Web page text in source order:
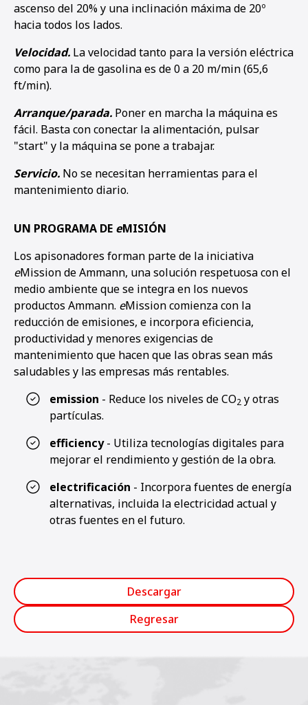
ascenso del 20% y una inclinación máxima de 20º
hacia todos los lados.
Velocidad. La velocidad tanto para la versión eléctrica
como para la de gasolina es de 0 a 20 m/min (65,6
ft/min).
Arranque/parada. Poner en marcha la máquina es
fácil. Basta con conectar la alimentación, pulsar
"start" y la máquina se pone a trabajar.
Servicio. No se necesitan herramientas para el
mantenimiento diario.
UN PROGRAMA DE eMISIÓN
Los apisonadores forman parte de la iniciativa
eMissionde Ammann, una solución respetuosa con el
medio ambiente que se integra en los nuevos
productos Ammann. eMission comienza con la
reducción de emisiones, e incorpora eficiencia,
productividad y menores exigencias de
mantenimiento que hacen que las obras sean más
saludables y las empresas más rentables.
emission - Reduce los niveles de CO2 y otras
partículas.
efficiency- Utiliza tecnologías digitales para
mejorar el rendimiento y gestión de la obra.
electrificación - Incorpora fuentes de energía
alternativas, incluida la electricidad actual y
otras fuentes en el futuro.
Descargar
Regresar